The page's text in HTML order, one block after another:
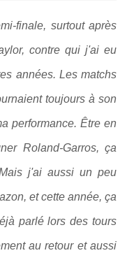
finale, surtout après
contre qui j'ai eu
années. Les matchs
toujours à son
performance. Être en
Roland-Garros, ça
j'ai aussi un peu
et cette année, ça
parlé lors des tours
au retour et aussi